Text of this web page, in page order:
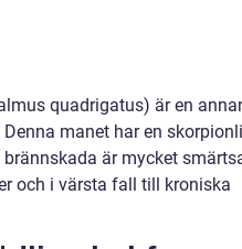
quadrigatus) är en
manet har en
är mycket
och i värsta fall till kroniska